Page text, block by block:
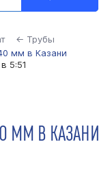
← Трубы
мм в Казани
5:51
ММ В КАЗАНИ